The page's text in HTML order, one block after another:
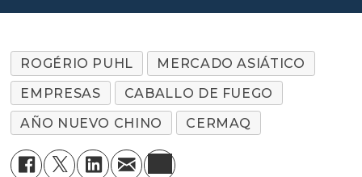
ROGÉRIO PUHL
MERCADO ASIÁTICO
EMPRESAS
CABALLO DE FUEGO
AÑO NUEVO CHINO
CERMAQ